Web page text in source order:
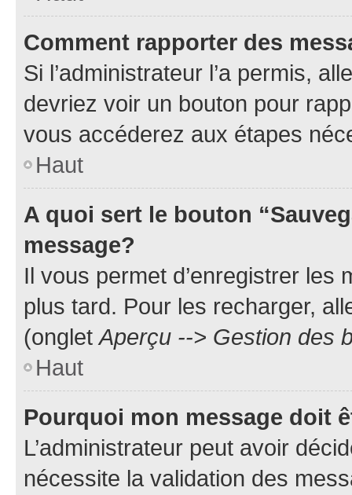
Comment rapporter des
Si l’administrateur l’a permis,
devriez voir un bouton pour
vous accéderez aux étapes
Haut
A quoi sert le bouton
message?
Il vous permet d’enregistrer
plus tard. Pour les recharger,
(ongletAperçu --> Gestion des
Haut
Pourquoi mon message doit
L’administrateur peut avoir
nécessite la validation des